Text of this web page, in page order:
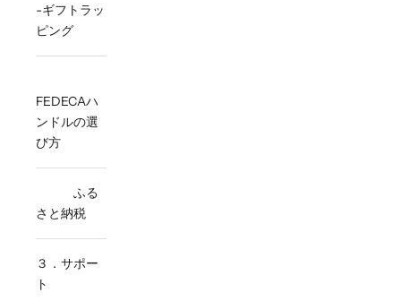
-ギフトラッ
ピング
FEDECAハ
ンドルの選
び方
ふる
さと納税
３．サポー
ト